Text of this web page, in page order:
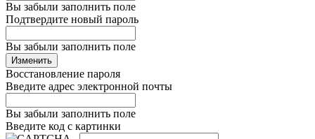
Вы забыли заполнить поле
Подтвердите новый пароль
Вы забыли заполнить поле
Изменить
Восстановление пароля
Введите адрес электронной почты
Вы забыли заполнить поле
Введите код с картинки